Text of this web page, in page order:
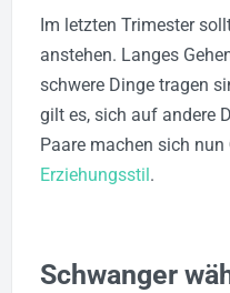
Im letzten Trimester
anstehen. Langes
schwere Dinge tragen
gilt es, sich auf andere
Paare machen sich nun
Erziehungsstil .
Schwanger